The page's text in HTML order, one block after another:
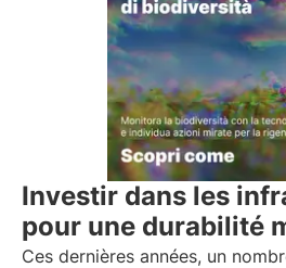
Investir dans les
pour une durabilité
Ces dernières années, un